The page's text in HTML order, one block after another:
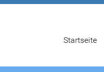
Startseite